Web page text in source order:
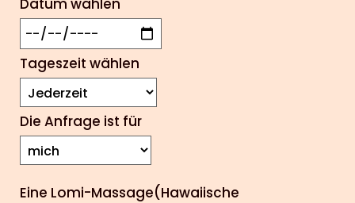
Datum wählen
Tageszeit wählen
Die Anfrage ist für
Eine Lomi-Massage(Hawaiische